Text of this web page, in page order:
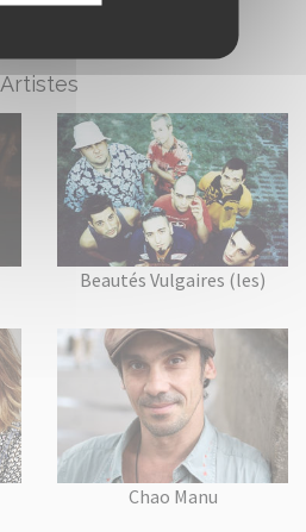
Artistes
Beautés Vulgaires (les)
Chao Manu